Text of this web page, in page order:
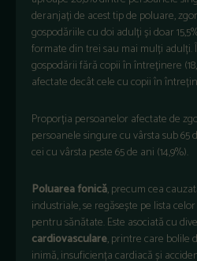
deranjați de acest tip de poluare,
gospodăriile cu doi adulți și doar
formate din trei sau mai mulți adulți.
gospodării fără copii în întreținere
afectate decât cele cu copii în
Proporția persoanelor afectate de
persoanele singure cu vârsta sub 65
cei cu vârsta peste 65 de ani (14,9%).
Poluarea fonică, precum cea
industriale, se regăsește pe lista
pentru sănătate. Este asociată cu
cardiovasculare, printre care bolile
inimă, insuficiența cardiacă și